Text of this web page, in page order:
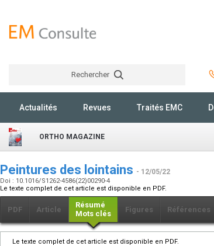
Rechercher
Actualités Revues Traités EMC
ORTHO MAGAZINE
Peintures des lointains - 12/05/22
Doi : 10.1016/S1262-4586(22)00290-4
Le texte complet de cet article est disponible en PDF.
PDF Article
Résumé
Mots clés
Figures Références
Le texte complet de cet article est disponible en PDF.